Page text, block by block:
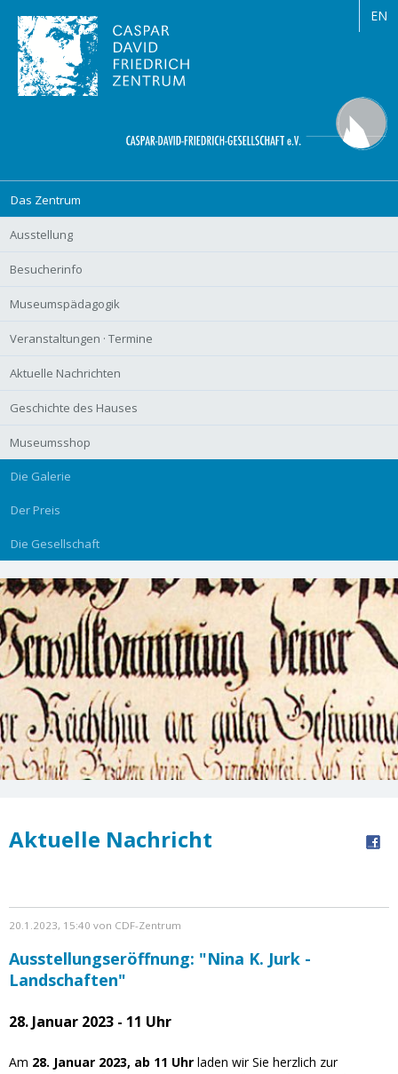
EN
überspringen
Das Zentrum
Ausstellung
Besucherinfo
Museumspädagogik
Veranstaltungen · Termine
Aktuelle Nachrichten
Geschichte des Hauses
Museumsshop
Die Galerie
Der Preis
Die Gesellschaft
Aktuelle Nachricht
20.1.2023, 15:40 von CDF-Zentrum
Ausstellungseröffnung: "Nina K. Jurk -
Landschaften"
28. Januar 2023 - 11 Uhr
Am 28. Januar 2023, ab 11 Uhr laden wir Sie herzlich zur